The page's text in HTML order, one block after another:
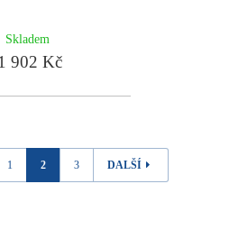
Skladem
902 Kč
1 2 3 DALŠÍ